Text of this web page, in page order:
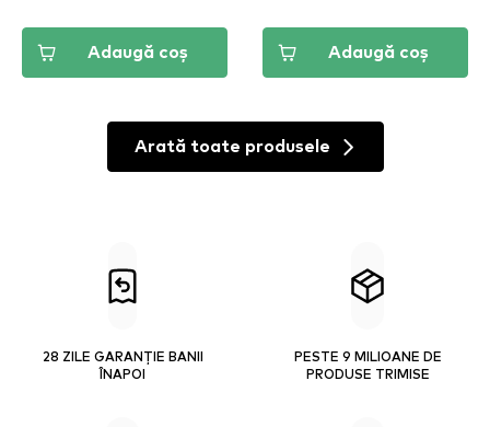
Adaugă coș Adaugă coș
Arată toate produsele
28 ZILE GARANȚIE BANII
ÎNAPOI
PESTE 9 MILIOANE DE
PRODUSE TRIMISE